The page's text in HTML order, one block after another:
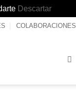
Descartar
COLABORACIONES